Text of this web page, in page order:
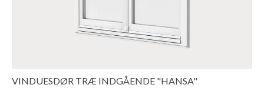
VINDUESDØR TRÆ INDGÅENDE "HANSA"